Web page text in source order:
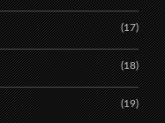
(17)
(18)
(19)